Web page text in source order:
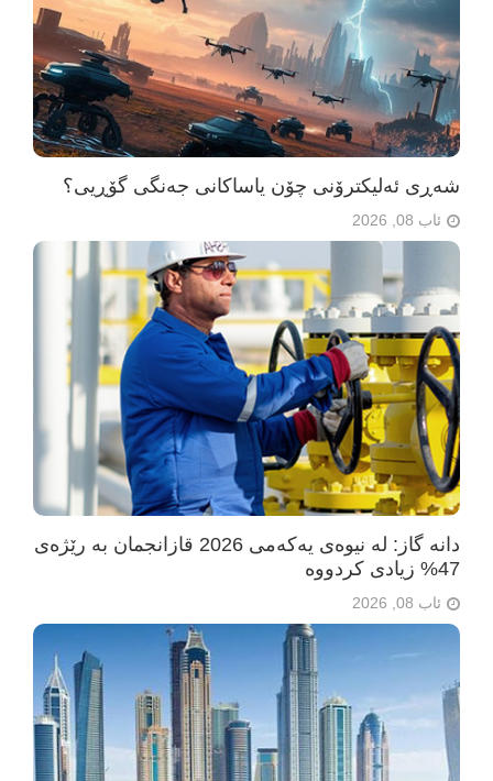
شەڕی ئەلیکترۆنی چۆن یاساکانی جەنگی گۆڕیی؟
ئاب 08, 2026
دانە گاز: لە نیوەی یەکەمی 2026 قازانجمان بە رێژەی
47% زیادی کردووە
ئاب 08, 2026